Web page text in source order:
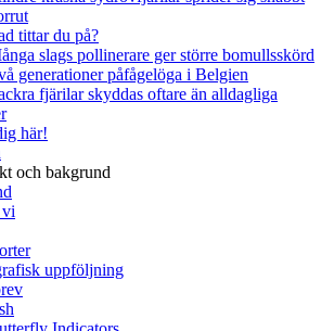
tittar du på?
slags pollinerare ger större bomullsskörd
generationer påfågelöga i Belgien
fjärilar skyddas oftare än alldagliga
här!
och bakgrund
uppföljning